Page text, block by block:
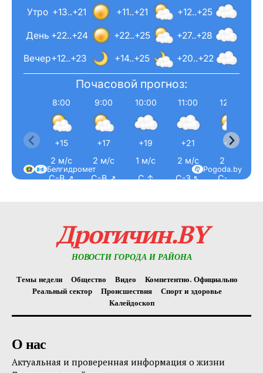
+13..+21
+22..+24
+12..+23
+11..+21
+22..+25
+14..+25
+12..+25
+27..+28
+20..+22
Вечер
День
Утро
Почасовой прогноз:
8:00
+15
2 м/с
С-В ↗
9:00
+17
2 м/с
С-В ↗
10:00
+19
1 м/с
С ↑
11:00
+21
2 м/с
С-З ↖
12:00
+21
2 м/с
С-З ↖
Pogoda.by
Белгидромет
Дрогичин.BY
НОВОСТИ ГОРОДА И РАЙОНА
Темы недели Общество Видео
Компетентно. Официально
Реальный сектор
Происшествия
Спорт и здоровье
Калейдоскоп
О нас
Актуальная и проверенная информация о жизни